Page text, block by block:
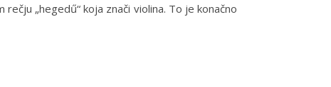
„hegedű“ koja znači violina. To je konačno